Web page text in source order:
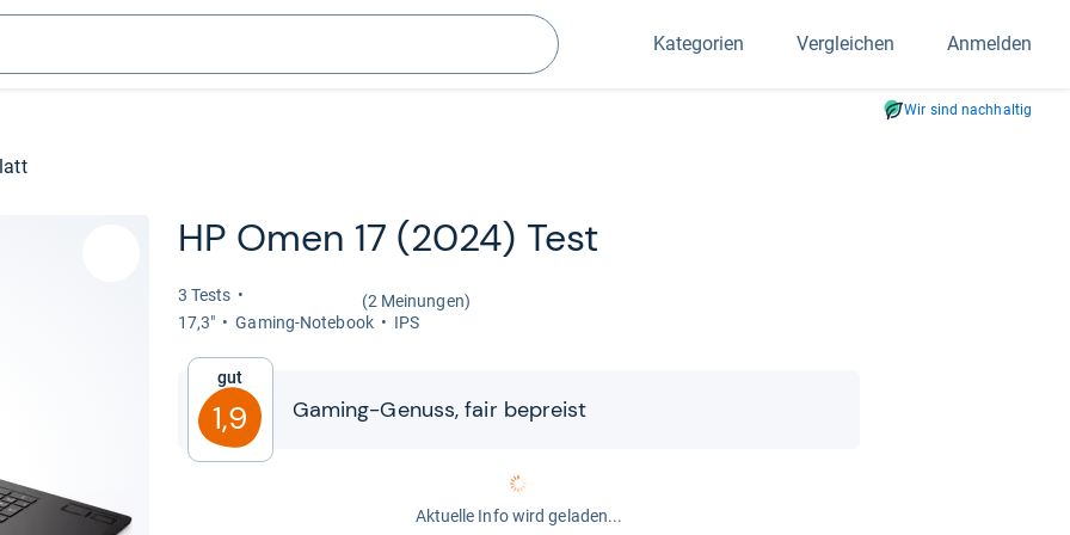
Suchen
Kategorien Vergleichen Anmelden
Wir sind nachhaltig
HP Omen 17 (2024) Test
3 Tests
(2 Meinungen)
17,3"
Gaming-​Note­book IPS
Gut
1,9 Gaming-​​Genuss, fair bepreist
Aktuelle Info wird geladen...